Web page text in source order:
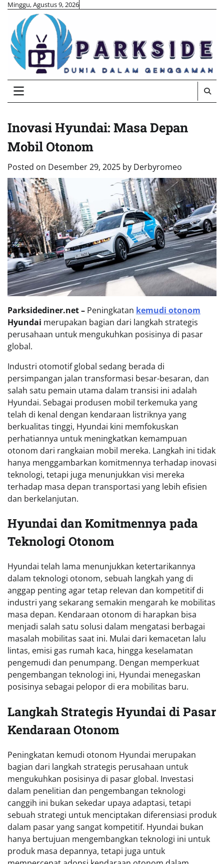
Skip
content
Minggu, Agustus 9, 2026
Inovasi Hyundai: Masa Depan
Mobil Otonom
Posted on Desember 29, 2025 by Derbyromeo
Parksidediner.net – Peningkatan kemudi otonom
Hyundai merupakan bagian dari langkah strategis
perusahaan untuk mengukuhkan posisinya di pasar
global.
Industri otomotif global sedang berada di
persimpangan jalan transformasi besar-besaran, dan
salah satu pemain utama dalam transisi ini adalah
Hyundai. Sebagai produsen mobil terkemuka yang
telah di kenal dengan kendaraan listriknya yang
berkualitas tinggi, Hyundai kini memfokuskan
perhatiannya untuk meningkatkan kemampuan
otonom dari rangkaian mobil mereka. Langkah ini tidak
hanya menggambarkan komitmennya terhadap inovasi
teknologi, tetapi juga menunjukkan visi mereka
terhadap masa depan transportasi yang lebih efisien
dan berkelanjutan.
Hyundai dan Komitmennya pada
Teknologi Otonom
Hyundai telah lama menunjukkan ketertarikannya
dalam teknologi otonom, sebuah langkah yang di
anggap penting agar tetap relevan dan kompetitif di
industri yang sekarang semakin mengarah ke mobilitas
masa depan. Kendaraan otonom di harapkan bisa
menjadi salah satu solusi dalam mengatasi berbagai
masalah mobilitas saat ini. Mulai dari kemacetan lalu
lintas, emisi gas rumah kaca, hingga keselamatan
pengemudi dan penumpang. Dengan memperkuat
pengembangan teknologi ini, Hyundai menegaskan
posisinya sebagai pelopor di era mobilitas baru.
Langkah Strategis Hyundai di Pasar
Kendaraan Otonom
Peningkatan kemudi otonom Hyundai merupakan
bagian dari langkah strategis perusahaan untuk
mengukuhkan posisinya di pasar global. Investasi
dalam penelitian dan pengembangan teknologi
canggih ini bukan sekedar upaya adaptasi, tetapi
sebuah strategi untuk menciptakan diferensiasi produk
dalam pasar yang sangat kompetitif. Hyundai bukan
hanya bertujuan mengembangkan teknologi ini untuk
produk masa depannya, tetapi juga untuk